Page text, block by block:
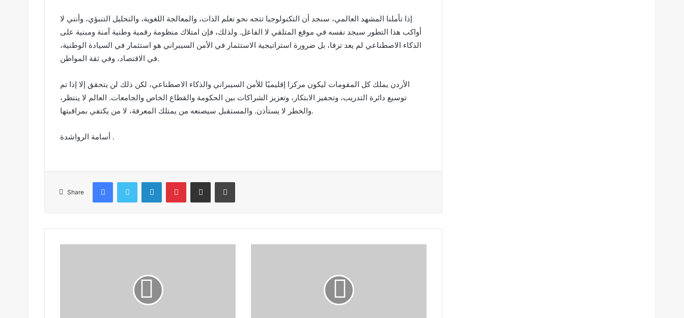
إذا تأملنا المشهد العالمي، سنجد أن التكنولوجيا تتجه نحو تعلم الذات، والمعالجة اللغوية، والتحليل التنبؤي، وأنني لا
أواكب هذا التطور سيجد نفسه في موقع المتلقي لا الفاعل. ولذلك، فإن امتلاك منظومة رقمية وطنية آمنة ومبنية على
الذكاء الاصطناعي لم يعد ترفا، بل ضرورة استراتيجية الاستثمار في الأمن السيبراني هو استثمار في السيادة الوطنية،
في الاقتصاد، وفي ثقة المواطن.
الأردن يملك كل المقومات ليكون مركزا إقليميًا للأمن السيبراني والذكاء الاصطناعي، لكن ذلك لن يتحقق إلا إذا تم
توسيع دائرة التدريب، وتحفيز الابتكار، وتعزيز الشراكات بين الحكومة والقطاع الخاص والجامعات. العالم لا ينتظر،
والخطر لا يستأذن. والمستقبل سيصنعه من يمتلك المعرفة، لا من يكتفي بمراقبتها.
أسامة الرواشدة .
Share
FacebookTwitter LinkedInPinterestShare via Email Print